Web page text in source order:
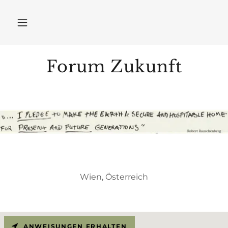
Forum Zukunft
Wien, Österreich
ANWEISUNGEN ERHALTEN